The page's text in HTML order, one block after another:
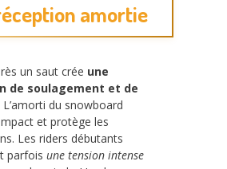
amortie
un saut crée une
de soulagement et de
L’amorti du snowboard
et protège les
Les riders débutants
parfois une tension intense